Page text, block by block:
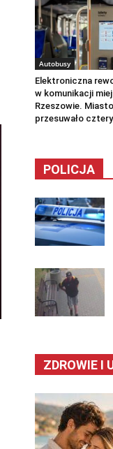
Autobusy
Elektroniczna
w komunikacji
Rzeszowie. Miasto
przesuwało
POLICJA
ZDROWIE I